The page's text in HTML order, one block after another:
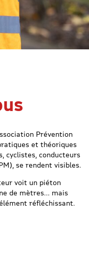
Prévention
et théoriques
cyclistes, conducteurs
se rendent visibles.
voit un piéton
de mètres… mais
réfléchissant.